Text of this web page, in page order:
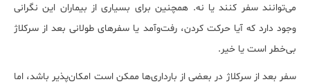
می‌توانند سفر کنند یا نه. همچنین برای بسیاری از بیماران این نگرانی
وجود دارد که آیا حرکت کردن، رفت‌وآمد یا سفرهای طولانی بعد از سرکلاژ
بی‌خطر است یا خیر.
سفر بعد از سرکلاژ در بعضی از بارداری‌ها ممکن است امکان‌پذیر باشد، اما